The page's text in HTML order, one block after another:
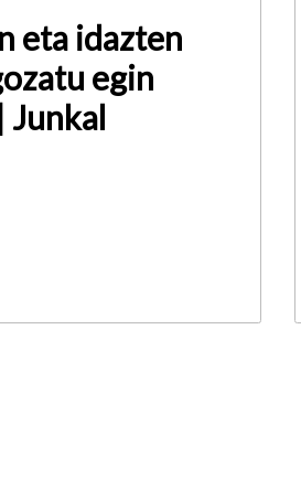
eta idazten
egin
Junkal